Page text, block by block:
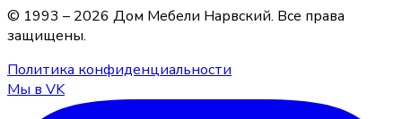
© 1993 – 2026 Дом Мебели Нарвский. Все права
защищены.
Политика конфиденциальности
Мы в VK